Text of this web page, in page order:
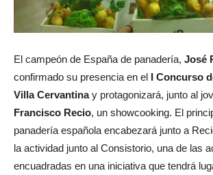
El campeón de España de panadería, José
confirmado su presencia en el I Concurso
Villa Cervantinay protagonizará, junto al
Francisco Recio, un showcooking. El
panadería española encabezará junto a
la actividad junto al Consistorio, una de las
encuadradas en una iniciativa que tendrá